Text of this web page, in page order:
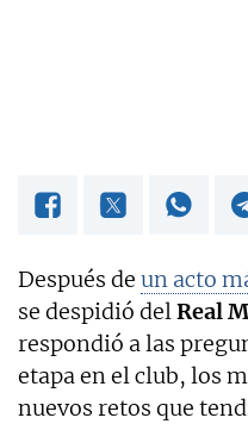
Después de un acto
se despidió delReal
respondió a las
etapa en el club, los
nuevos retos que